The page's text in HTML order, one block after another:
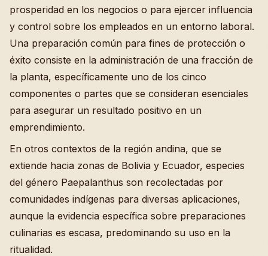
prosperidad en los negocios o para ejercer influencia
y control sobre los empleados en un entorno laboral.
Una preparación común para fines de protección o
éxito consiste en la administración de una fracción de
la planta, específicamente uno de los cinco
componentes o partes que se consideran esenciales
para asegurar un resultado positivo en un
emprendimiento.
En otros contextos de la región andina, que se
extiende hacia zonas de Bolivia y Ecuador, especies
del género Paepalanthus son recolectadas por
comunidades indígenas para diversas aplicaciones,
aunque la evidencia específica sobre preparaciones
culinarias es escasa, predominando su uso en la
ritualidad.